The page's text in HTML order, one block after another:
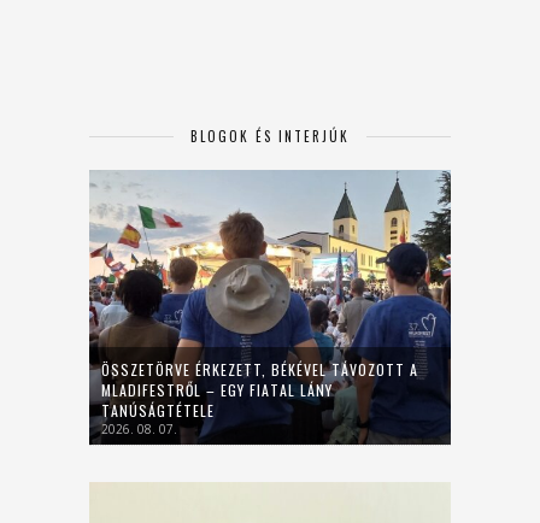
BLOGOK ÉS INTERJÚK
ÖSSZETÖRVE ÉRKEZETT, BÉKÉVEL TÁVOZOTT A
MLADIFESTRŐL – EGY FIATAL LÁNY
TANÚSÁGTÉTELE
2026. 08. 07.